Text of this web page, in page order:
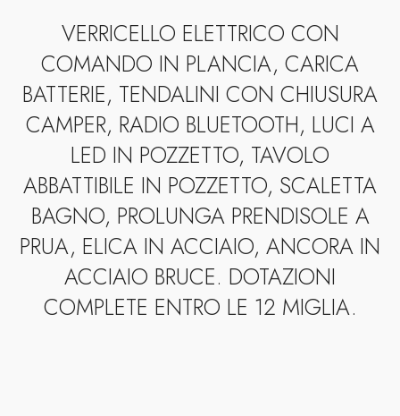
VERRICELLO ELETTRICO CON
COMANDO IN PLANCIA, CARICA
BATTERIE, TENDALINI CON CHIUSURA
CAMPER, RADIO BLUETOOTH, LUCI A
LED IN POZZETTO, TAVOLO
ABBATTIBILE IN POZZETTO, SCALETTA
BAGNO, PROLUNGA PRENDISOLE A
PRUA, ELICA IN ACCIAIO, ANCORA IN
ACCIAIO BRUCE. DOTAZIONI
COMPLETE ENTRO LE 12 MIGLIA.